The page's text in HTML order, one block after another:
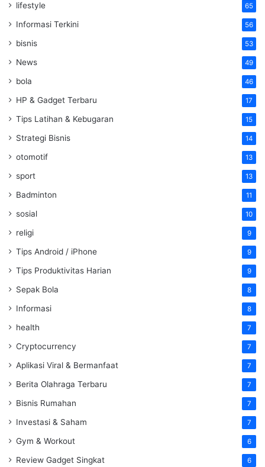
lifestyle 65
Informasi Terkini 56
bisnis 53
News 49
bola 46
HP & Gadget Terbaru 17
Tips Latihan & Kebugaran 15
Strategi Bisnis 14
otomotif 13
sport 13
Badminton 11
sosial 10
religi 9
Tips Android / iPhone 9
Tips Produktivitas Harian 9
Sepak Bola 8
Informasi 8
health 7
Cryptocurrency 7
Aplikasi Viral & Bermanfaat 7
Berita Olahraga Terbaru 7
Bisnis Rumahan 7
Investasi & Saham 7
Gym & Workout 6
Review Gadget Singkat 6